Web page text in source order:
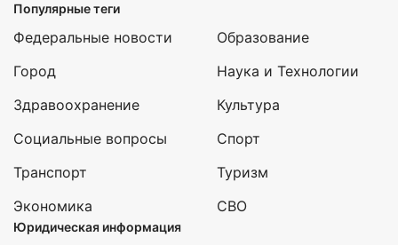
Популярные теги
Федеральные новости
Город
Здравоохранение
Социальные вопросы
Транспорт
Экономика
Образование
Наука и Технологии
Культура
Спорт
Туризм
СВО
Юридическая информация